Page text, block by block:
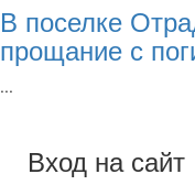
В поселке
прощание с
...
Вход на сайт